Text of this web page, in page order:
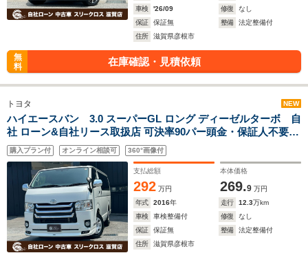
車検 '26/09 修復
なし
保証
保証無 整備
法定整備付
住所
滋賀県彦根市
無
料
在庫確認・見積依頼
トヨタ NEW
ハイエースバン 3.0 スーパーGL ロング ディーゼルターボ 自
社 ローン&自社リース取扱店 可決率90パー頭金・保証人不要
全国対応 信用情報回復 新車自社 ローン 高 級車 自社 ローン(残
価設定可) 自営業OK 最大120回払い ローン 相 談 窓口 自社大型
整備工場 仮審査可
購入プラン付 オンライン相談可 360°画像付
支払総額
292 万円
本体価格
269.9 万円
年式
2016年 走行 12.3万km
車検
車検整備付 修復
なし
保証
保証無 整備
法定整備付
住所
滋賀県彦根市